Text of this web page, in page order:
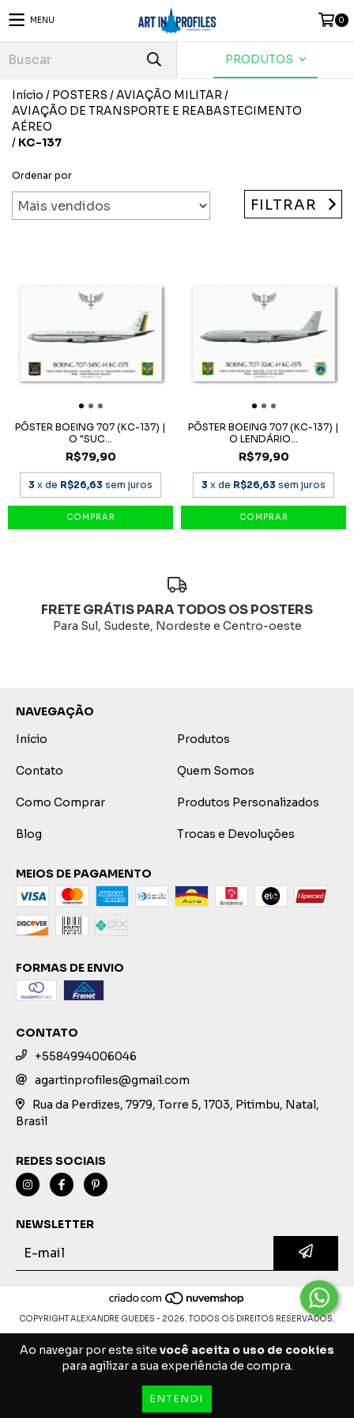
Ao navegar por este site você aceita o uso de cookies
para agilizar a sua experiência de compra.
ENTENDI
MENU 0
PRODUTOS
Início / POSTERS /AVIAÇÃO MILITAR/
AVIAÇÃO DE TRANSPORTE E REABASTECIMENTO
AÉREO
/ KC-137
Ordenar por
FILTRAR
PÔSTER BOEING 707 (KC-137) |
O "SUC...
R$79,90
3 x de R$26,63 sem juros
PÔSTER BOEING 707 (KC-137) |
O LENDÁRIO...
R$79,90
3 x de R$26,63 sem juros
FRETE GRÁTIS PARA TODOS OS POSTERS
Para Sul, Sudeste, Nordeste e Centro-oeste
NAVEGAÇÃO
Início
Produtos
Contato Quem Somos
Como Comprar Produtos Personalizados
Blog Trocas e Devoluções
MEIOS DE PAGAMENTO
FORMAS DE ENVIO
CONTATO
+5584994006046
agartinprofiles@gmail.com
Rua da Perdizes, 7979, Torre 5, 1703, Pitimbu, Natal,
Brasil
REDES SOCIAIS
NEWSLETTER
COPYRIGHT ALEXANDRE GUEDES - 2026. TODOS OS DIREITOS RESERVADOS.